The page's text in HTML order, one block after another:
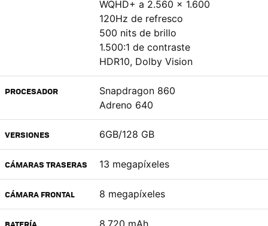
WQHD+ a 2.560 x 1.600
120Hz de refresco
500 nits de brillo
1.500:1 de contraste
HDR10, Dolby Vision
PROCESADOR
Snapdragon 860
Adreno 640
VERSIONES 6GB/128 GB
CÁMARAS TRASERAS 13 megapíxeles
CÁMARA FRONTAL 8 megapíxeles